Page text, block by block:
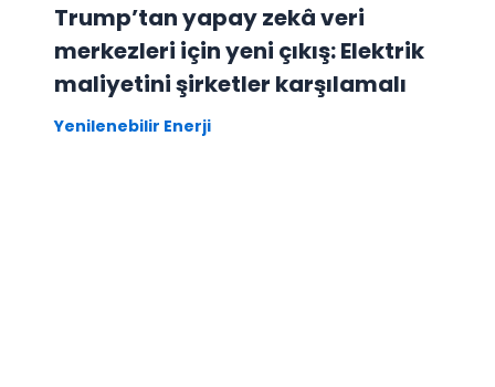
Trump’tan yapay zekâ veri
merkezleri için yeni çıkış: Elektrik
maliyetini şirketler karşılamalı
Yenilenebilir Enerji